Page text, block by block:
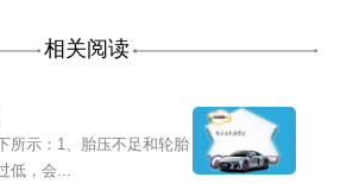
相关阅读
所示：1、胎压不足和轮胎
低，会...